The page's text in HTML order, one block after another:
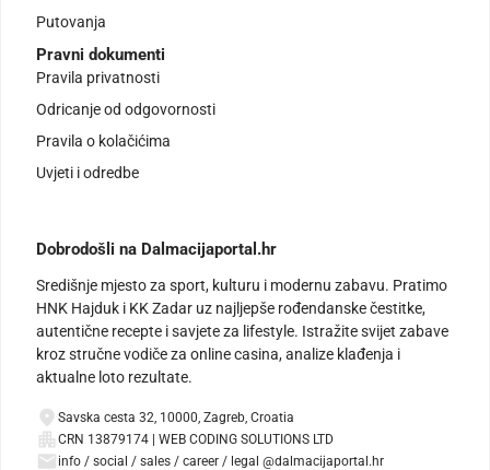
Putovanja
Pravni dokumenti
Pravila privatnosti
Odricanje od odgovornosti
Pravila o kolačićima
Uvjeti i odredbe
Dobrodošli na Dalmacijaportal.hr
Središnje mjesto za sport, kulturu i modernu zabavu. Pratimo
HNK Hajduk i KK Zadar uz najljepše rođendanske čestitke,
autentične recepte i savjete za lifestyle. Istražite svijet zabave
kroz stručne vodiče za online casina, analize klađenja i
aktualne loto rezultate.
Savska cesta 32, 10000, Zagreb, Croatia
CRN 13879174 | WEB CODING SOLUTIONS LTD
info / social / sales / career / legal @dalmacijaportal.hr